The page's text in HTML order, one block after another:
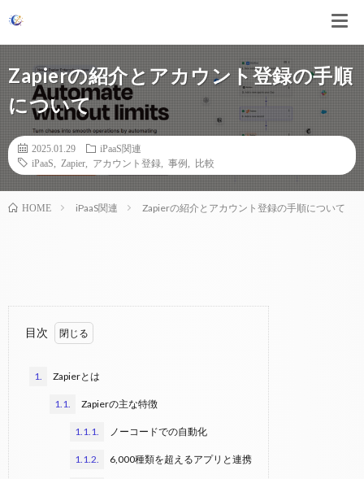
Zapierの紹介とアカウント登録の手順
について
2025.01.29
iPaaS関連
iPaaS
Zapier アカウント登録 事例 比較
HOME iPaaS関連 Zapierの紹介とアカウント登録の手順について
目次
1. Zapierとは
1.1. Zapierの主な特徴
1.1.1. ノーコードでの自動化
1.1.2. 6,000種類を超えるアプリと連携